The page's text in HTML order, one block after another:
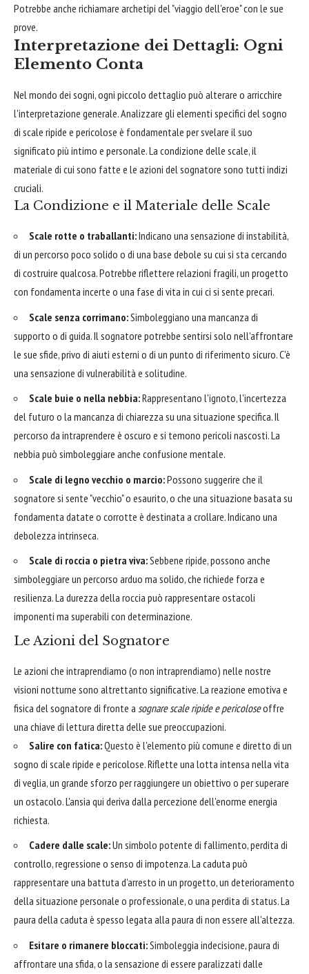
Potrebbe anche richiamare archetipi del "viaggio dell'eroe" con le sue
prove.
Interpretazione dei Dettagli: Ogni
Elemento Conta
Nel mondo dei sogni, ogni piccolo dettaglio può alterare o arricchire
l'interpretazione generale. Analizzare gli elementi specifici del sogno
di scale ripide e pericolose è fondamentale per svelare il suo
significato più intimo e personale. La condizione delle scale, il
materiale di cui sono fatte e le azioni del sognatore sono tutti indizi
cruciali.
La Condizione e il Materiale delle Scale
Scale rotte o traballanti:Indicano una sensazione di instabilità,
di un percorso poco solido o di una base debole su cui si sta cercando
di costruire qualcosa. Potrebbe riflettere relazioni fragili, un progetto
con fondamenta incerte o una fase di vita in cui ci si sente precari.
Scale senza corrimano:Simboleggiano una mancanza di
supporto o di guida. Il sognatore potrebbe sentirsi solo nell'affrontare
le sue sfide, privo di aiuti esterni o di un punto di riferimento sicuro. C'è
una sensazione di vulnerabilità e solitudine.
Scale buie o nella nebbia:Rappresentano l'ignoto, l'incertezza
del futuro o la mancanza di chiarezza su una situazione specifica. Il
percorso da intraprendere è oscuro e si temono pericoli nascosti. La
nebbia può simboleggiare anche confusione mentale.
Scale di legno vecchio o marcio:Possono suggerire che il
sognatore si sente "vecchio" o esaurito, o che una situazione basata su
fondamenta datate o corrotte è destinata a crollare. Indicano una
debolezza intrinseca.
Scale di roccia o pietra viva:Sebbene ripide, possono anche
simboleggiare un percorso arduo ma solido, che richiede forza e
resilienza. La durezza della roccia può rappresentare ostacoli
imponenti ma superabili con determinazione.
Le Azioni del Sognatore
Le azioni che intraprendiamo (o non intraprendiamo) nelle nostre
visioni notturne sono altrettanto significative. La reazione emotiva e
fisica del sognatore di fronte a sognare scale ripide e pericoloseoffre
una chiave di lettura diretta delle sue preoccupazioni.
Salire con fatica:Questo è l'elemento più comune e diretto di un
sogno di scale ripide e pericolose. Riflette una lotta intensa nella vita
di veglia, un grande sforzo per raggiungere un obiettivo o per superare
un ostacolo. L'ansia qui deriva dalla percezione dell'enorme energia
richiesta.
Cadere dalle scale:Un simbolo potente di fallimento, perdita di
controllo, regressione o senso di impotenza. La caduta può
rappresentare una battuta d'arresto in un progetto, un deterioramento
della situazione personale o professionale, o una perdita di status. La
paura della caduta è spesso legata alla paura di non essere all'altezza.
Esitare o rimanere bloccati:Simboleggia indecisione, paura di
affrontare una sfida, o la sensazione di essere paralizzati dalle